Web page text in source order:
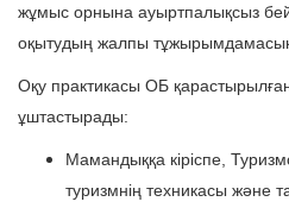
жұмыс орнына ауыртпалықсыз
оқытудың жалпы
Оқу практикасы ОБ
ұштастырады:
Мамандыққа кіріспе,
туризмнің техникасы және